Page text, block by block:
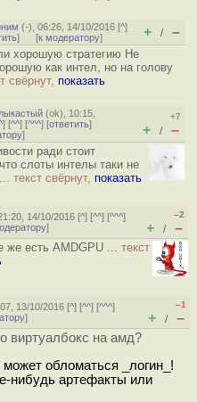
(-), 06:26, 14/10/2016 [^]
] [к модератору] + / –
хорошую стратегию Не
как интел, но на голову
свёрнут, показать
(ok), 10:15,
] [^^] [^^^] [ответить]
]
+7
+ / –
ради стоит
слоты интелы таки не
текст свёрнут, показать
14/10/2016 [^] [^^] [^^^]
]
–2
+ / –
же есть AMDGPU ... текст
13/10/2016 [^] [^^] [^^^]
]
–1
+ / –
виртуалбокс на амд?
может обломаться _логин_!
нибудь артефакты или